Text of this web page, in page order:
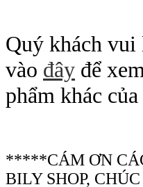
Quý khách
vào đây để
phẩm khác
*****CÁM ƠN
BILY SHOP,